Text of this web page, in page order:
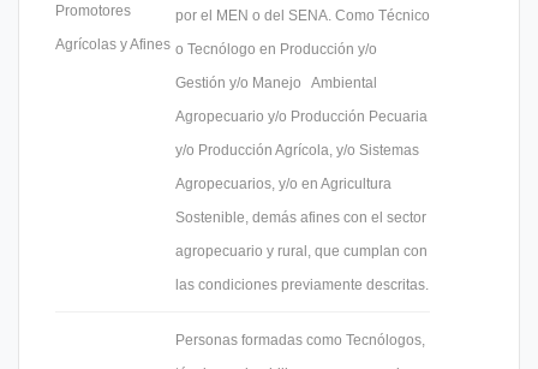
Promotores
Agrícolas y Afines
por el MEN o del SENA. Como Técnico
o Tecnólogo en Producción y/o
Gestión y/o Manejo Ambiental
Agropecuario y/o Producción Pecuaria
y/o Producción Agrícola, y/o Sistemas
Agropecuarios, y/o en Agricultura
Sostenible, demás afines con el sector
agropecuario y rural, que cumplan con
las condiciones previamente descritas.
Personas formadas como Tecnólogos,